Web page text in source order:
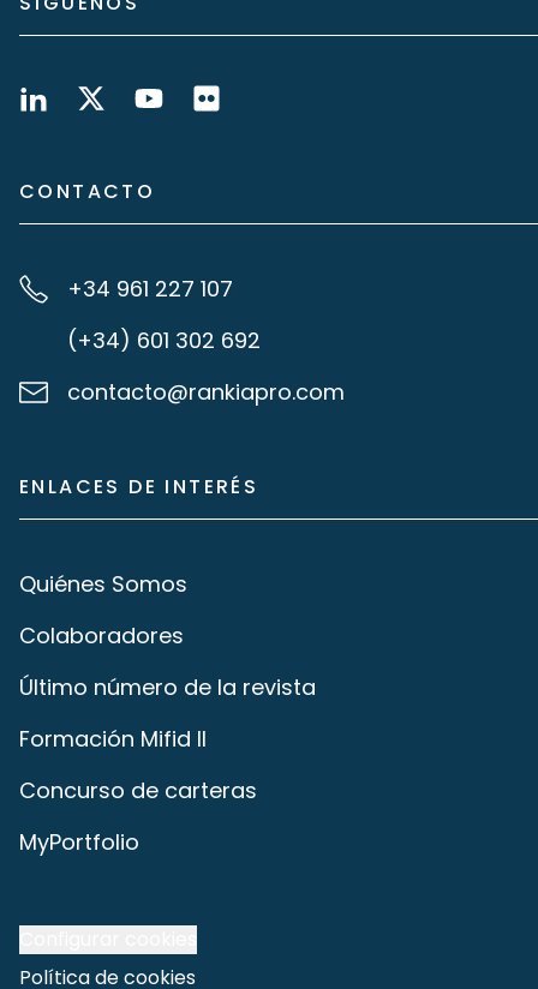
CONTACTO
+34 961 227 107
(+34) 601 302 692
contacto@rankiapro.com
ENLACES DE INTERÉS
Quiénes Somos
Colaboradores
Último número de la revista
Formación Mifid II
Concurso de carteras
MyPortfolio
Política de cookies